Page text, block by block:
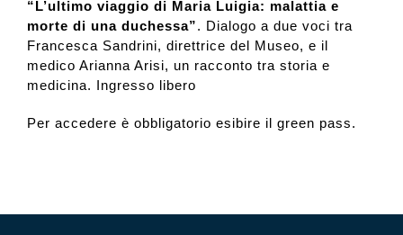
“L’ultimo viaggio di Maria Luigia: malattia e
morte di una duchessa”. Dialogo a due voci tra
Francesca Sandrini, direttrice del Museo, e il
medico Arianna Arisi, un racconto tra storia e
medicina. Ingresso libero
Per accedere è obbligatorio esibire il green pass.